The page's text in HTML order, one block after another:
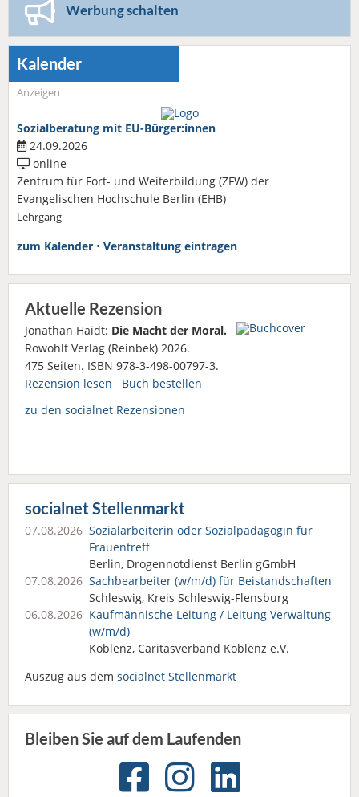
Werbung schalten
Kalender
Anzeigen
Sozialberatung mit EU-Bürger:innen
24.09.2026
online
Zentrum für Fort- und Weiterbildung (ZFW) der
Evangelischen Hochschule Berlin (EHB)
Lehrgang
zum Kalender • Veranstaltung eintragen
Aktuelle Rezension
Jonathan Haidt: Die Macht der Moral.
Rowohlt Verlag (Reinbek) 2026.
475 Seiten. ISBN 978-3-498-00797-3.
Rezension lesen
Buch bestellen
zu den socialnet Rezensionen
socialnet Stellenmarkt
07.08.2026 Sozialarbeiterin oder Sozialpädagogin für
Frauentreff
Berlin, Drogennotdienst Berlin gGmbH
07.08.2026 Sachbearbeiter (w/m/d) für Beistandschaften
Schleswig, Kreis Schleswig-Flensburg
06.08.2026 Kaufmännische Leitung / Leitung Verwaltung
(w/m/d)
Koblenz, Caritasverband Koblenz e.V.
Auszug aus dem socialnet Stellenmarkt
Bleiben Sie auf dem Laufenden